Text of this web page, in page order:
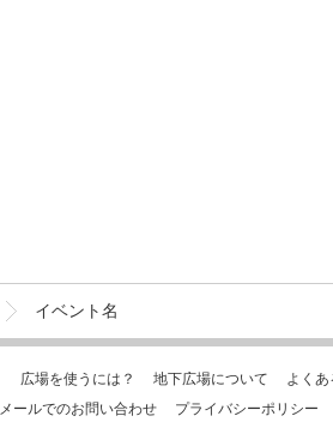
イベント名
広場を使うには？ 地下広場について
よく
メールでのお問い合わせ プライバシーポリシー